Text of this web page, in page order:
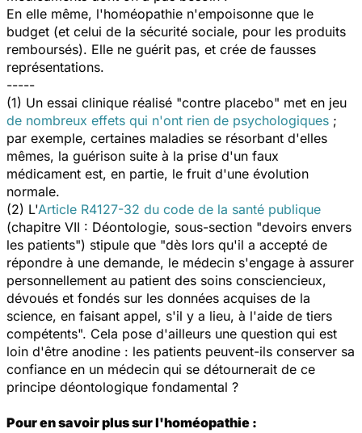
En elle même, l'homéopathie n'empoisonne que le
budget (et celui de la sécurité sociale, pour les produits
remboursés). Elle ne guérit pas, et crée de fausses
représentations.
-----
(1) Un essai clinique réalisé "contre placebo" met en jeu
de nombreux effets qui n'ont rien de psychologiques ;
par exemple, certaines maladies se résorbant d'elles
mêmes, la guérison suite à la prise d'un faux
médicament est, en partie, le fruit d'une évolution
normale.
(2) L'Article R4127-32 du code de la santé publique
(chapitre VII : Déontologie, sous-section "devoirs envers
les patients") stipule que "dès lors qu'il a accepté de
répondre à une demande, le médecin s'engage à assurer
personnellement au patient des soins consciencieux,
dévoués et fondés sur les données acquises de la
science, en faisant appel, s'il y a lieu, à l'aide de tiers
compétents". Cela pose d'ailleurs une question qui est
loin d'être anodine : les patients peuvent-ils conserver sa
confiance en un médecin qui se détournerait de ce
principe déontologique fondamental ?
Pour en savoir plus sur l'homéopathie :